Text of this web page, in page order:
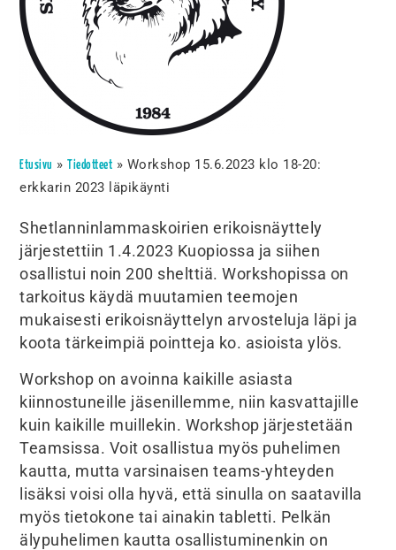
Etusivu » Tiedotteet » Workshop 15.6.2023 klo 18-20:
erkkarin 2023 läpikäynti
Shetlanninlammaskoirien erikoisnäyttely
järjestettiin 1.4.2023 Kuopiossa ja siihen
osallistui noin 200 shelttiä. Workshopissa on
tarkoitus käydä muutamien teemojen
mukaisesti erikoisnäyttelyn arvosteluja läpi ja
koota tärkeimpiä pointteja ko. asioista ylös.
Workshop on avoinna kaikille asiasta
kiinnostuneille jäsenillemme, niin kasvattajille
kuin kaikille muillekin. Workshop järjestetään
Teamsissa. Voit osallistua myös puhelimen
kautta, mutta varsinaisen teams-yhteyden
lisäksi voisi olla hyvä, että sinulla on saatavilla
myös tietokone tai ainakin tabletti. Pelkän
älypuhelimen kautta osallistuminenkin on